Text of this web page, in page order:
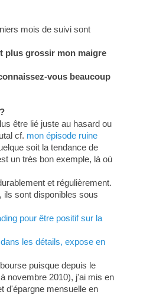
mois de suivi sont
plus grossir mon maigre
vous beaucoup
être lié juste au hasard ou
cf. mon épisode ruine
soit la tendance de
un très bon exemple, là où
et régulièrement.
ils sont disponibles sous
pour être positif sur la
les détails, expose en
puisque depuis le
novembre 2010), j'ai mis en
d'épargne mensuelle en